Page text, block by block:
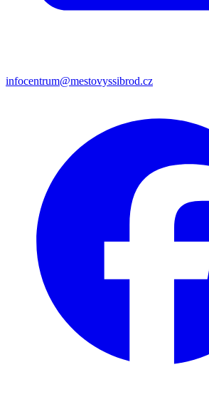
infocentrum@mestovyssibrod.cz